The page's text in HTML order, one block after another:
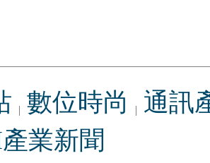
數位時尚
通訊
業新聞